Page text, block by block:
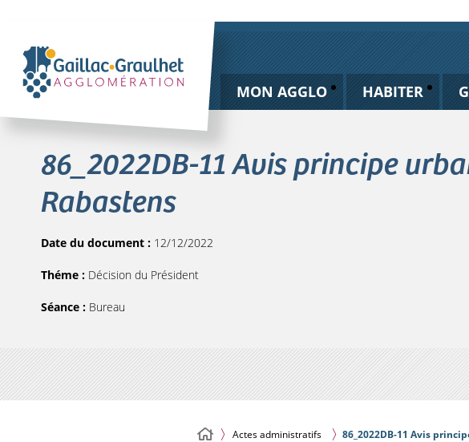
MON AGGLO HABITER
86_2022DB-11 Avis principe
Rabastens
Date du document : 12/12/2022
Théme : Décision du Président
Séance : Bureau
Actes administratifs 86_2022DB-11 Avis